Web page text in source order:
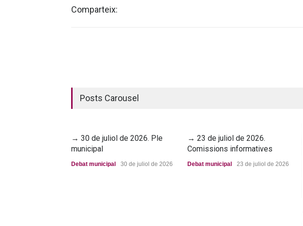
Comparteix:
Posts Carousel
→ 30 de juliol de 2026. Ple
municipal
Debat municipal 30 de juliol de 2026
→ 23 de juliol de 2026.
Comissions informatives
Debat municipal 23 de juliol de 2026